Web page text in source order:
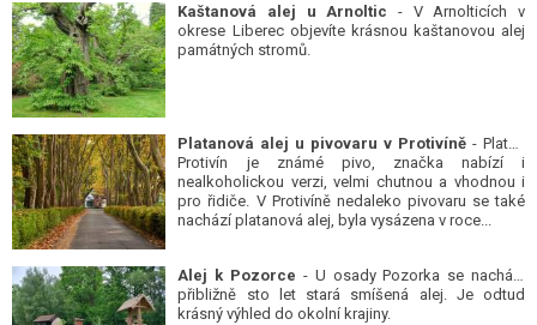
Kaštanová alej u Arnoltic - V Arnolticích v
okrese Liberec objevíte krásnou kaštanovou alej
památných stromů.
Platanová alej u pivovaru v Protivíně - Platan
Protivín je známé pivo, značka nabízí i
nealkoholickou verzi, velmi chutnou a vhodnou i
pro řidiče. V Protivíně nedaleko pivovaru se také
nachází platanová alej, byla vysázena v roce...
Alej k Pozorce - U osady Pozorka se nachází
přibližně sto let stará smíšená alej. Je odtud
krásný výhled do okolní krajiny.